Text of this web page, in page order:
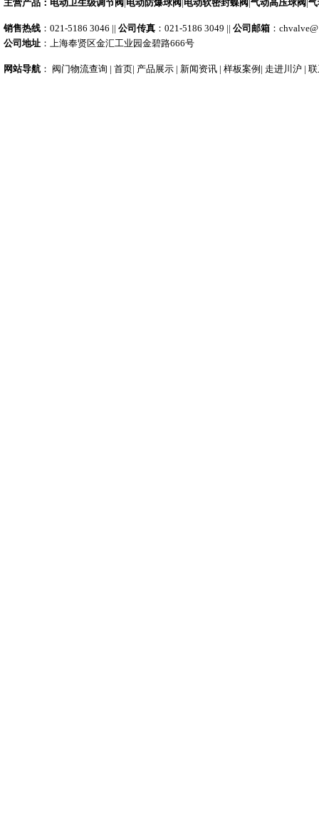
主营产品： 电动卫生级调节阀 |电动防爆球阀 |电动软密封蝶阀 |气动高压球阀 |
销售热线 ：021-5186 3046 || 公司传真 ：021-5186 3049 || 公司邮箱 ：
公司地址 ：上海奉贤区金汇工业园金碧路666号
网站导航 ： 阀门物流查询 | 首页| 产品展示 | 新闻资讯 | 样板案例 | 走进川沪 |